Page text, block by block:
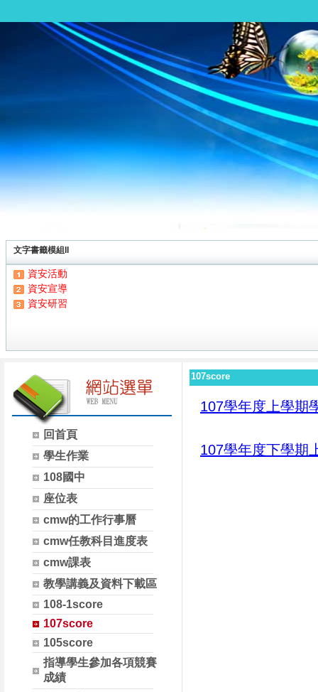
回首頁
學生作業
108國中
座位表
cmw的工作行事曆
cmw任教科目進度表
cmw課表
教學講義及資料下載區
108-1score
107score
105score
指導學生參加各項競賽
成績
107score
107學年度上學期
107學年度下學期